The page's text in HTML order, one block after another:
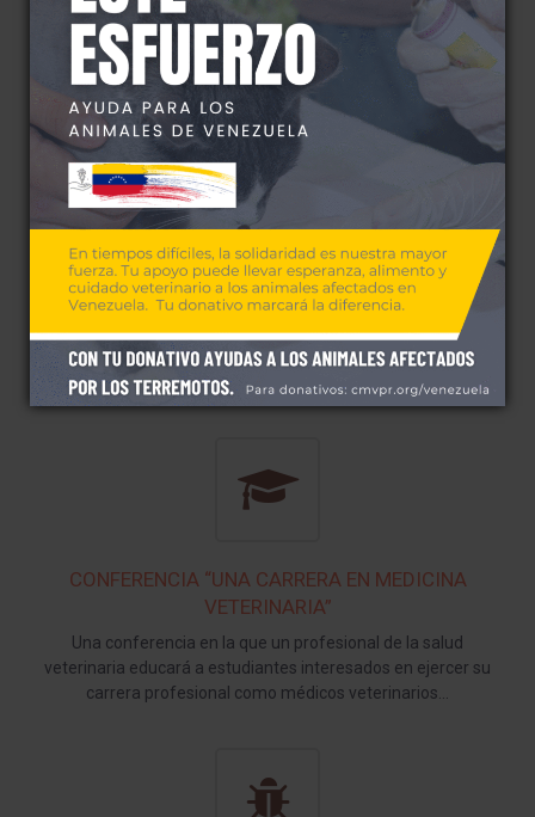
Una conferencia en la que un profesional de la salud
veterinaria brindará educación general sobre el cuido básico
de las mascotas…
CONFERENCIA “TU MASCOTA”
Una conferencia en la que un profesional de la salud
veterinaria educará sobre la adquisición de una mascota para
la familia y recomendaciones generales a considerarse…
CONFERENCIA “UNA CARRERA EN MEDICINA
VETERINARIA”
Una conferencia en la que un profesional de la salud
veterinaria educará a estudiantes interesados en ejercer su
carrera profesional como médicos veterinarios…